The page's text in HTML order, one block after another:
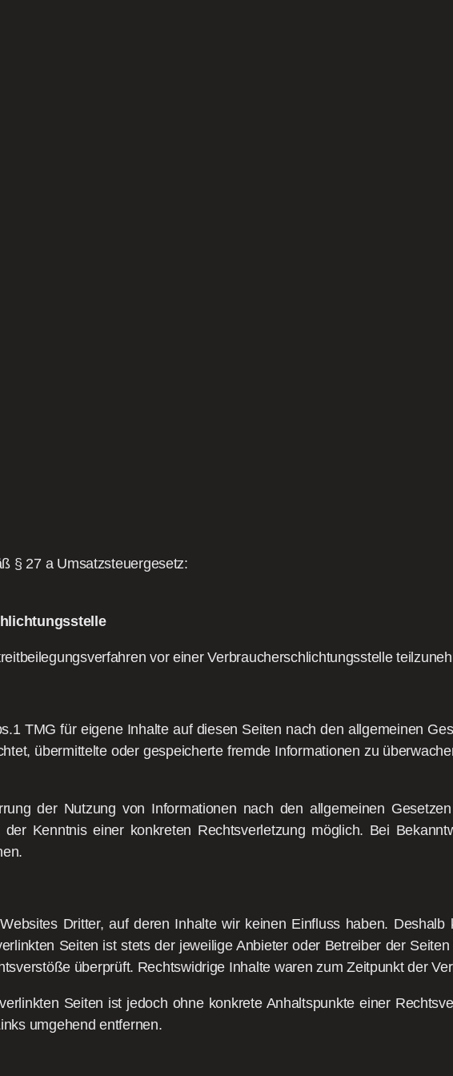
§ 27 a Umsatzsteuergesetz:
vor einer Verbraucherschlichtungsstelle
TMG für eigene Inhalte auf diesen Seiten nach den allgemeinen
übermittelte oder gespeicherte fremde Informationen zu
der Nutzung von Informationen nach den allgemeinen
Kenntnis einer konkreten Rechtsverletzung möglich. Bei
Dritter, auf deren Inhalte wir keinen Einfluss haben.
Seiten ist stets der jeweilige Anbieter oder Betreiber der
überprüft. Rechtswidrige Inhalte waren zum Zeitpunkt der
Seiten ist jedoch ohne konkrete Anhaltspunkte einer
umgehend entfernen.